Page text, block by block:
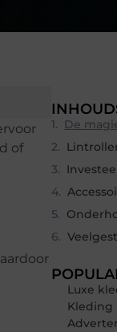
of
Luxe
Kleding